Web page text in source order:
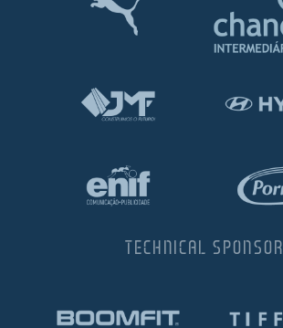
TECHNICAL SPONSOR